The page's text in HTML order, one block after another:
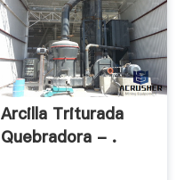
Arcilla Triturada
Quebradora - .